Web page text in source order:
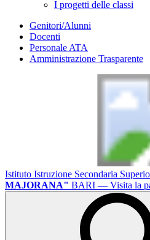
I progetti delle classi
Genitori/Alunni
Docenti
Personale ATA
Amministrazione Trasparente
Istituto Istruzione Secondaria
MAJORANA" BARI — Visita la